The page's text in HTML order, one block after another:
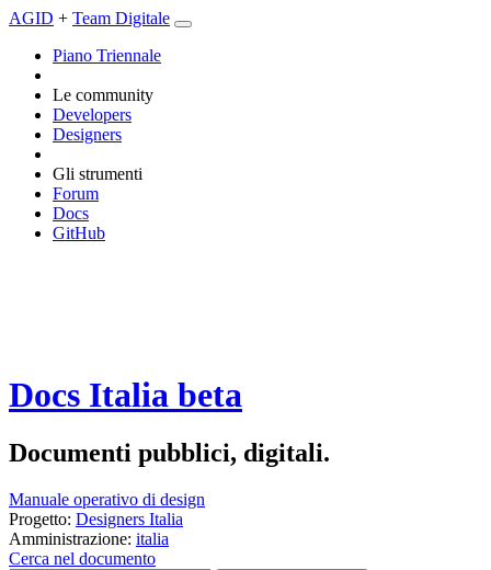
AGID + Team Digitale
Piano Triennale
Le community
Developers
Designers
Gli strumenti
Forum
Docs
GitHub
Docs Italia beta
Documenti pubblici, digitali.
Manuale operativo di design
Progetto: Designers Italia
Amministrazione: italia
Cerca nel documento